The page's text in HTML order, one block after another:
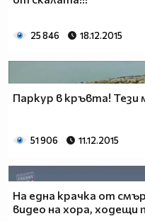
25 846 18.12.2015
Паркур в кръвта!
51 906 11.12.2015
На една крачка от
видео на хора, ходещи